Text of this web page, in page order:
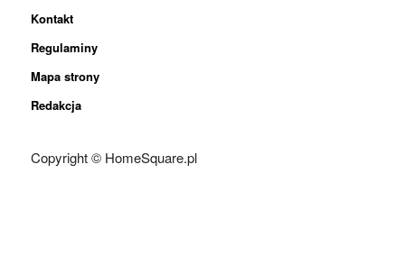
Kontakt
Regulaminy
Mapa strony
Redakcja
Copyright © HomeSquare.pl